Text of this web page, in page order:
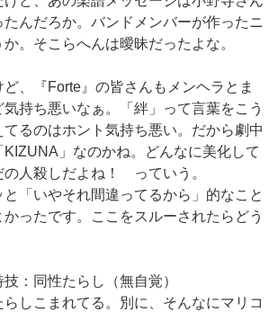
んだろか。バンドメンバーが作ったニ
。そこらへんは曖昧だったよな。
、『Forte』の皆さんもメンヘラとま
持ち悪いなぁ。「絆」って言葉をこう
るのはホント気持ち悪い。だから劇中
」なのかね。どんなに美化して
の人殺しだよね！ っていう。
「いやそれ間違ってるから」的なこと
ったです。ここをスルーされたらどう
：同性たらし（無自覚）
しこまれてる。別に、そんなにマリコ